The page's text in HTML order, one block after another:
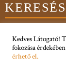
KERESÉS
Adatkezelési
Kedves Látogató!
fokozása
érhető el.